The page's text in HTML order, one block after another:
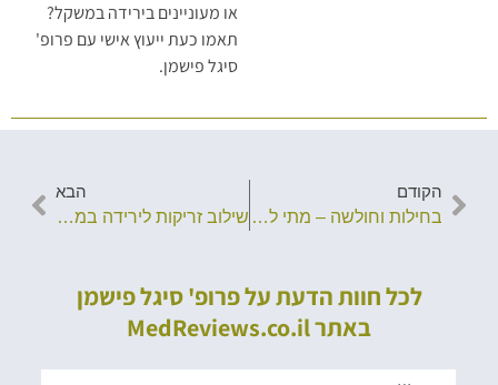
או מעוניינים בירידה במשקל?
תאמו כעת ייעוץ אישי עם פרופ'
סיגל פישמן.
הקודם
בחילות וחולשה – מתי לפנות לבדיקה רפואית?
הבא
שילוב זריקות לירידה במשקל עם שינוי באורח החיים – איך להבטיח הצלחה לאורך זמן?
לכל חוות הדעת על פרופ' סיגל פישמן
באתר MedReviews.co.il